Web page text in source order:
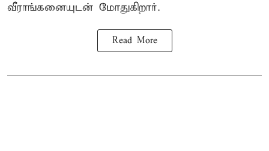
வீராங்கனையுடன் மோதுகிறார்.
Read More